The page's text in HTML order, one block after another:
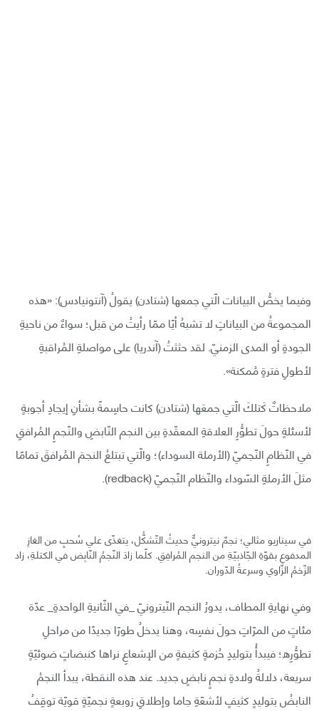
وفيما يخصُّ البيانات الّتي جمعها (شتادن) يقولُ (آنتونيادس): «هذه
المجموعةُ من البياناتِ لا تشبهُ أيًا ممّا رأيتُ من قبل؛ سواءٌ من ناحيةِ
الجودةِ أو المدى الزمنيّ. لقد حثثتُ (آندريا) على مواصلةِ المُراقبةِ
لأطولِ فترةٍ مُمكنة».
ملاحظاتٌ كَتلكَ الّتي جمعَها (شتادن) كانت حاسِمةً بشأنِ إيجادِ أجوبةٍ
لأسئلةٍ حولَ تطوُّرِ العلاقةِ المعقّدةِ بين النجم النّابضِ والنّجمِ المُرافقِ
في النّظامِ النّجميّ (الأرملة السوداء)؛ والّتي تبتلعُ النجمَ المُرافقَ تمامًا
مثلَ الأرملةِ السّوداء والنّظام النّجميّ (redback).
في سيناريو مثالي؛ نجمٌ نيترونيٌّ حديثُ التّشكُّل، يتغذّى علي سُحبٍ من الغازِ
المدفوعِ بقوّةِ الجّاذبيّةِ من النجم المُرافِقِ. كلّما زادَ النّجمُ النّابِض في الكتلةِ، زاد
الزّخمُ الزّاوي وسرعةُ الدّوران.
وفي نهايةِ المطاف، يدورُ النجم النّيترونيّ _في الثّانيةِ الواحدةِ_ عدّة
مئاتٍ من المرّاتِ حولَ نفسِه، وهنا يدخلُ طورًا جديدًا من مراحلِ
تطوُّرِه؛ فيبدأُ بتوليدِ حُزمةٍ كثيفةٍ من الإشعاعِ نراها كنبضاتٍ ضوئيّةٍ
سريعة، دلالةُ ولادةِ نجمٍ نابضٍ جديد. عند هذه النقطة، يبدأ النجمُ
النابضُ بتوليدٍ كثيفٍ لأشعّةِ جاما وإطلاقِ زوبعةٍ نجميّةٍ قويّة توقِفُ